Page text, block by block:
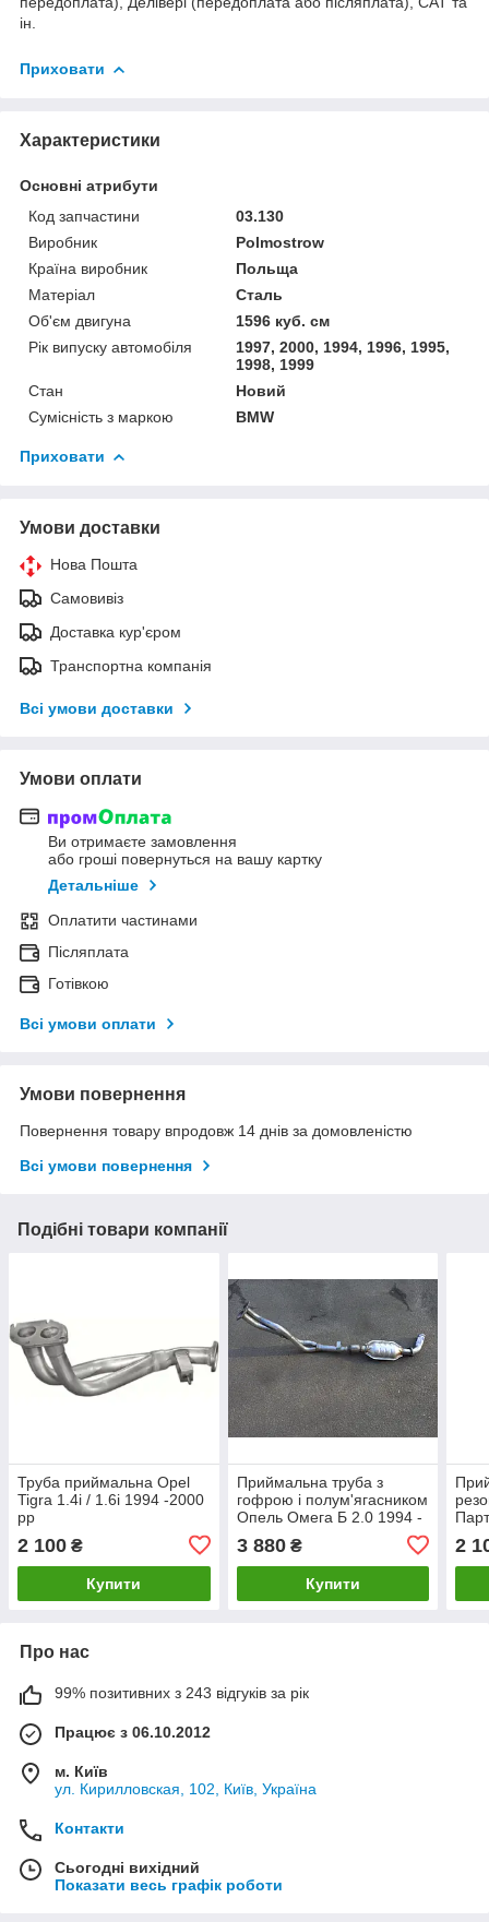
ін.
Приховати
Характеристики
Основні атрибути
Код запчастини
03.130
Виробник
Polmostrow
Країна виробник
Польща
Матеріал
Сталь
Об'єм двигуна
1596 куб. см
Рік випуску автомобіля
1997, 2000, 1994, 1996, 1995,
1998, 1999
Стан
Новий
Сумісність з маркою
BMW
Приховати
Умови доставки
Нова Пошта
Самовивіз
Доставка кур'єром
Транспортна компанія
Всі умови доставки
Умови оплати
Ви отримаєте замовлення
або гроші повернуться на вашу картку
Детальніше
Оплатити частинами
Післяплата
Готівкою
Всі умови оплати
Умови повернення
Повернення товару впродовж 14 днів за домовленістю
Всі умови повернення
Подібні товари компанії
Труба приймальна Opel
Tigra 1.4i / 1.6i 1994 -2000
рр
2 100 ₴
Купити
Приймальна труба з
гофрою і полум'ягасником
Опель Омега Б 2.0 1994 -
3 880₴
Купити
2
Про нас
99% позитивних з 243 відгуків за рік
Працює з 06.10.2012
м. Київ
ул. Кирилловская, 102, Київ, Україна
Контакти
Сьогодні вихідний
Показати весь графік роботи